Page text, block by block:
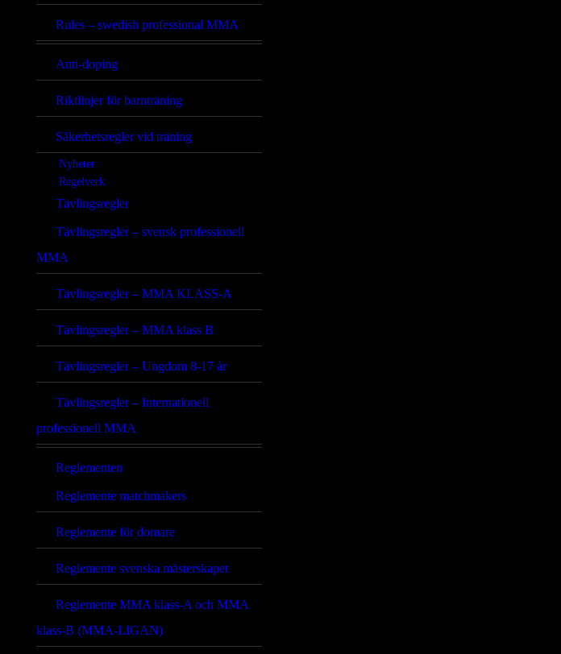
Rules – swedish professional MMA
Anti-doping
Riktlinjer för barnträning
Säkerhetsregler vid träning
Nyheter
Regelverk
Tävlingsregler
Tävlingsregler – svensk professionell
MMA
Tävlingsregler – MMA KLASS-A
Tävlingsregler – MMA klass B
Tävlingsregler – Ungdom 8-17 år
Tävlingsregler – Internationell
professionell MMA
Reglementen
Reglemente matchmakers
Reglemente för domare
Reglemente svenska mästerskapet
Reglemente MMA klass-A och MMA
klass-B (MMA-LIGAN)